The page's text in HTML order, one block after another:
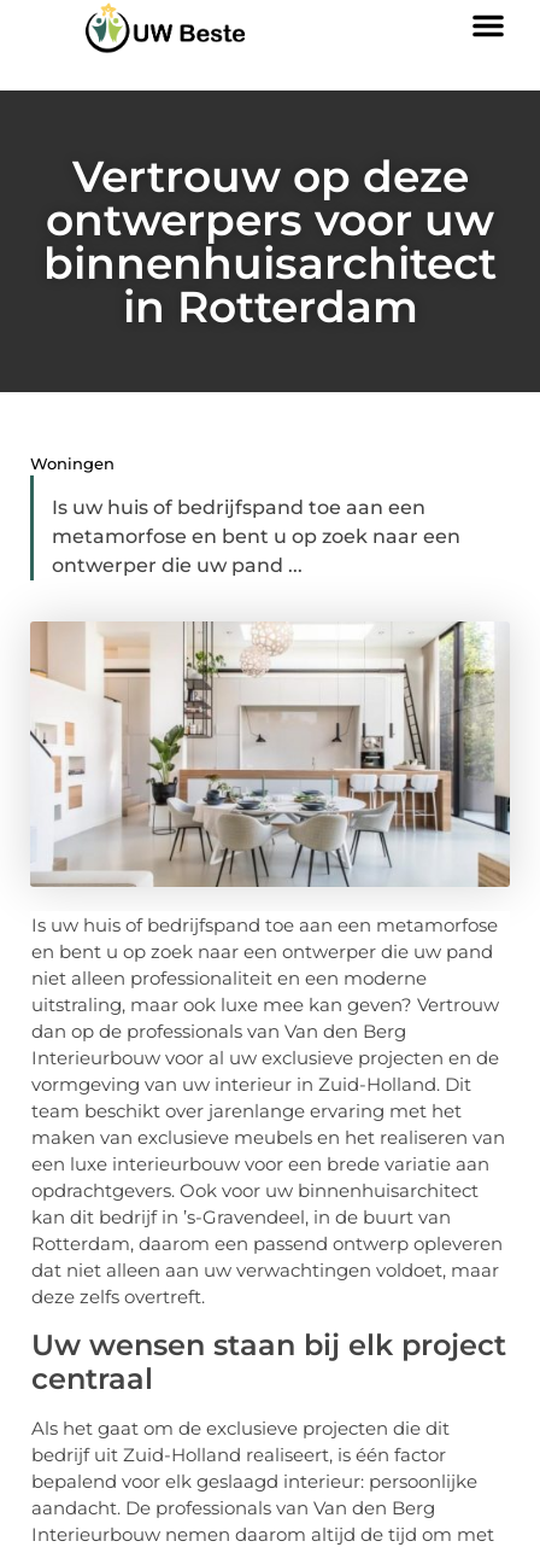
Vertrouw op deze
ontwerpers voor uw
binnenhuisarchitect
in Rotterdam
Woningen
Is uw huis of bedrijfspand toe aan een
metamorfose en bent u op zoek naar een
ontwerper die uw pand ...
Is uw huis of bedrijfspand toe aan een metamorfose
en bent u op zoek naar een ontwerper die uw pand
niet alleen professionaliteit en een moderne
uitstraling, maar ook luxe mee kan geven? Vertrouw
dan op de professionals van Van den Berg
Interieurbouw voor al uw exclusieve projecten en de
vormgeving van uw interieur in Zuid-Holland. Dit
team beschikt over jarenlange ervaring met het
maken van exclusieve meubels en het realiseren van
een luxe interieurbouw voor een brede variatie aan
opdrachtgevers. Ook voor uw binnenhuisarchitect
kan dit bedrijf in ’s-Gravendeel, in de buurt van
Rotterdam, daarom een passend ontwerp opleveren
dat niet alleen aan uw verwachtingen voldoet, maar
deze zelfs overtreft.
Uw wensen staan bij elk project
centraal
Als het gaat om de exclusieve projecten die dit
bedrijf uit Zuid-Holland realiseert, is één factor
bepalend voor elk geslaagd interieur: persoonlijke
aandacht. De professionals van Van den Berg
Interieurbouw nemen daarom altijd de tijd om met